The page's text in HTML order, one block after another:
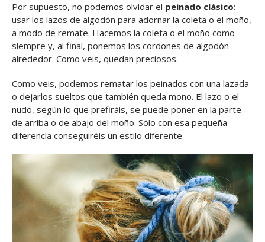
Por supuesto, no podemos olvidar el peinado clásico:
usar los lazos de algodón para adornar la coleta o el moño,
a modo de remate. Hacemos la coleta o el moño como
siempre y, al final, ponemos los cordones de algodón
alrededor. Como veis, quedan preciosos.
Como veis, podemos rematar los peinados con una lazada
o dejarlos sueltos que también queda mono. El lazo o el
nudo, según lo que prefiráis, se puede poner en la parte
de arriba o de abajo del moño. Sólo con esa pequeña
diferencia conseguiréis un estilo diferente.